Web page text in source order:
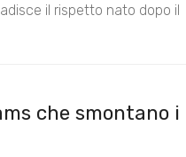
il rispetto nato dopo il
che smontano i